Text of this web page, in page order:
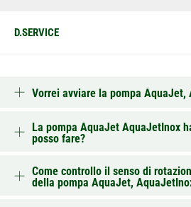
D.SERVICE
Vorrei avviare la pompa AquaJet,
La pompa AquaJet AquaJetInox
posso fare?
Come controllo il senso di
della pompa AquaJet,